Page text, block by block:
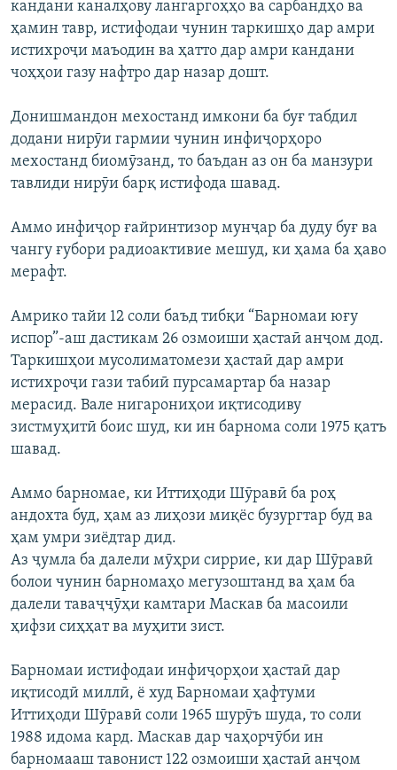
кандани каналҳову лангаргоҳҳо ва сарбандҳо ва
ҳамин тавр, истифодаи чунин таркишҳо дар амри
истихроҷи маъодин ва ҳатто дар амри кандани
чоҳҳои газу нафтро дар назар дошт.
Донишмандон мехостанд имкони ба буғ табдил
додани нирӯи гармии чунин инфиҷорҳоро
мехостанд биомӯзанд, то баъдан аз он ба манзури
тавлиди нирӯи барқ истифода шавад.
Аммо инфиҷор ғайринтизор мунҷар ба дуду буғ ва
чангу ғубори радиоактивие мешуд, ки ҳама ба ҳаво
мерафт.
Амрико тайи 12 соли баъд тибқи “Барномаи юғу
испор”-аш дастикам 26 озмоиши ҳастаӣ анҷом дод.
Таркишҳои мусолиматомези ҳастаӣ дар амри
истихроҷи гази табиӣ пурсамартар ба назар
мерасид. Вале нигарониҳои иқтисодиву
зистмуҳитӣ боис шуд, ки ин барнома соли 1975 қатъ
шавад.
Аммо барномае, ки Иттиҳоди Шӯравӣ ба роҳ
андохта буд, ҳам аз лиҳози миқёс бузургтар буд ва
ҳам умри зиёдтар дид.
Аз ҷумла ба далели мӯҳри сиррие, ки дар Шӯравӣ
болои чунин барномаҳо мегузоштанд ва ҳам ба
далели таваҷҷӯҳи камтари Маскав ба масоили
ҳифзи сиҳҳат ва муҳити зист.
Барномаи истифодаи инфиҷорҳои ҳастаӣ дар
иқтисодӣ миллӣ, ё худ Барномаи ҳафтуми
Иттиҳоди Шӯравӣ соли 1965 шурӯъ шуда, то соли
1988 идома кард. Маскав дар чаҳорчӯби ин
барномааш тавонист 122 озмоиши ҳастаӣ анҷом